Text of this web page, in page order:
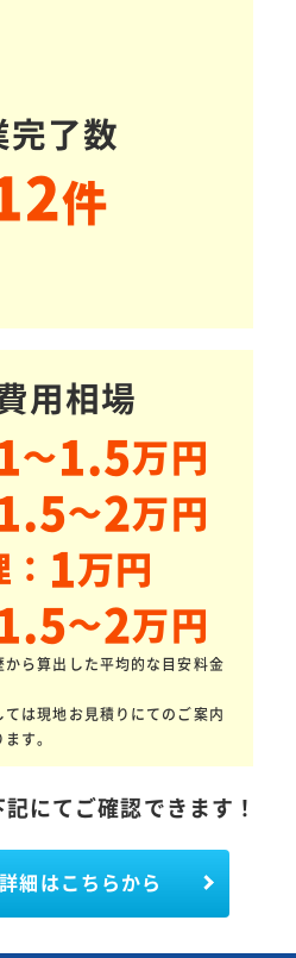
完了数
件
用相場
～1.5万円
～2万円
1万円
～2万円
ら算出した平均的な目安料金
は現地お見積りにてのご案内
す。
にてご確認できます！
細はこちらから